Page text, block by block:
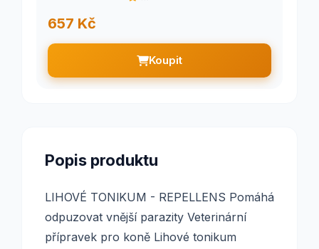
657 Kč
Koupit
Popis produktu
LIHOVÉ TONlKUM - REPELLENS Pomáhá
odpuzovat vnější parazity Veterinární
přípravek pro koně Lihové tonikum